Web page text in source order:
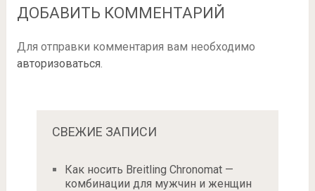
ДОБАВИТЬ КОММЕНТАРИЙ
Для отправки комментария вам необходимо
авторизоваться.
СВЕЖИЕ ЗАПИСИ
Как носить Breitling Chronomat —
комбинации для мужчин и женщин